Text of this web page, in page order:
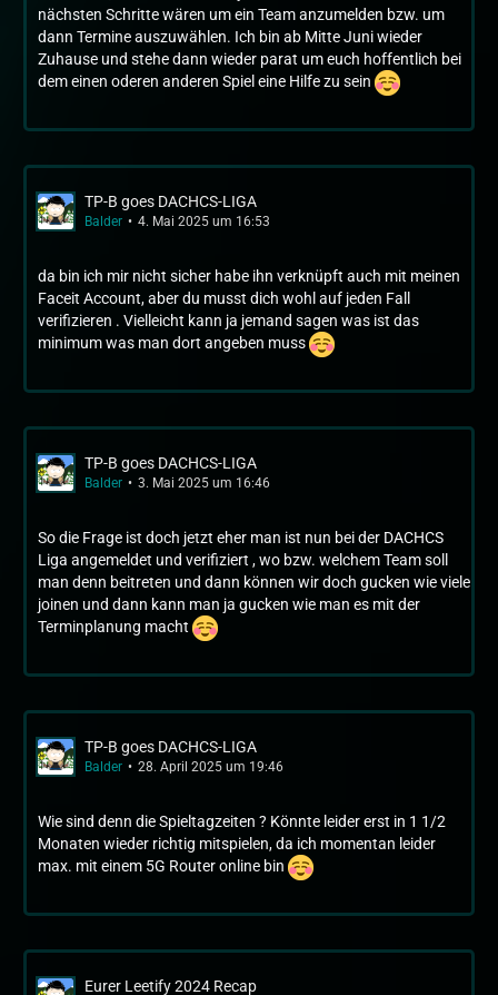
nächsten Schritte wären um ein Team anzumelden bzw. um
dann Termine auszuwählen. Ich bin ab Mitte Juni wieder
Zuhause und stehe dann wieder parat um euch hoffentlich bei
dem einen oderen anderen Spiel eine Hilfe zu sein
TP-B goes DACHCS-LIGA
Balder 4. Mai 2025 um 16:53
da bin ich mir nicht sicher habe ihn verknüpft auch mit meinen
Faceit Account, aber du musst dich wohl auf jeden Fall
verifizieren . Vielleicht kann ja jemand sagen was ist das
minimum was man dort angeben muss
TP-B goes DACHCS-LIGA
Balder 3. Mai 2025 um 16:46
So die Frage ist doch jetzt eher man ist nun bei der DACHCS
Liga angemeldet und verifiziert , wo bzw. welchem Team soll
man denn beitreten und dann können wir doch gucken wie viele
joinen und dann kann man ja gucken wie man es mit der
Terminplanung macht
TP-B goes DACHCS-LIGA
Balder 28. April 2025 um 19:46
Wie sind denn die Spieltagzeiten ? Könnte leider erst in 1 1/2
Monaten wieder richtig mitspielen, da ich momentan leider
max. mit einem 5G Router online bin
Eurer Leetify 2024 Recap